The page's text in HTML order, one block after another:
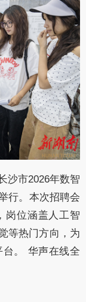
沙市2026年数智
行。本次招聘会
岗位涵盖人工智
等热门方向，为
。 华声在线全